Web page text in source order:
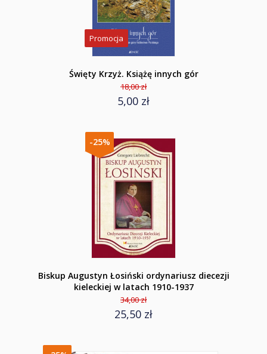
Promocja
Święty Krzyż. Książę innych gór
18,00 zł
5,00 zł
-25%
Biskup Augustyn Łosiński ordynariusz diecezji
kieleckiej w latach 1910-1937
34,00 zł
25,50 zł